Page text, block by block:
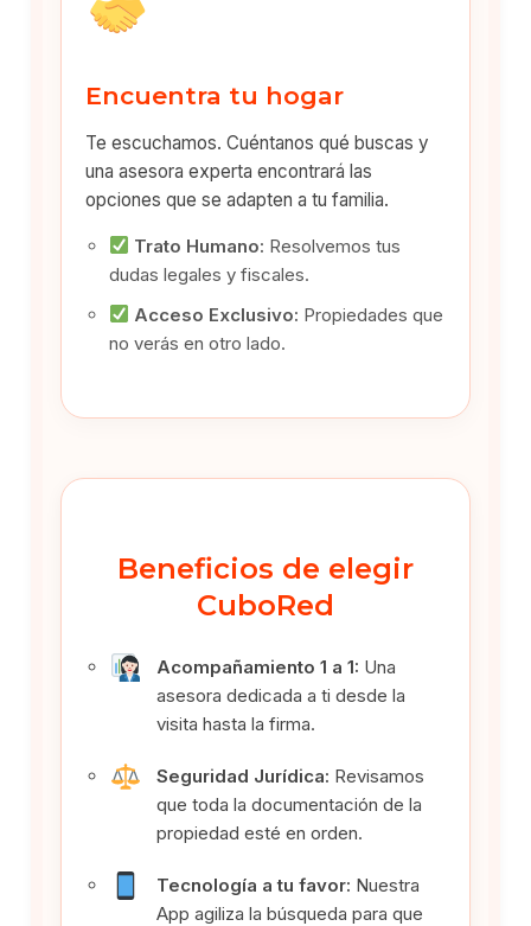
Encuentra tu hogar
Te escuchamos. Cuéntanos qué buscas y
una asesora experta encontrará las
opciones que se adapten a tu familia.
Trato Humano: Resolvemos tus
dudas legales y fiscales.
Acceso Exclusivo: Propiedades que
no verás en otro lado.
Beneficios de elegir
CuboRed
Acompañamiento 1 a 1: Una
asesora dedicada a ti desde la
visita hasta la firma.
Seguridad Jurídica: Revisamos
que toda la documentación de la
propiedad esté en orden.
Tecnología a tu favor: Nuestra
App agiliza la búsqueda para que